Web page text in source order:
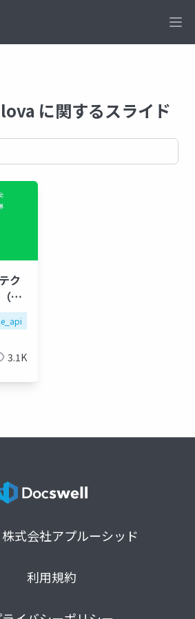
に関するスライド
ク
ク
る
3.1K
式会社アプルーシッド
利用規約